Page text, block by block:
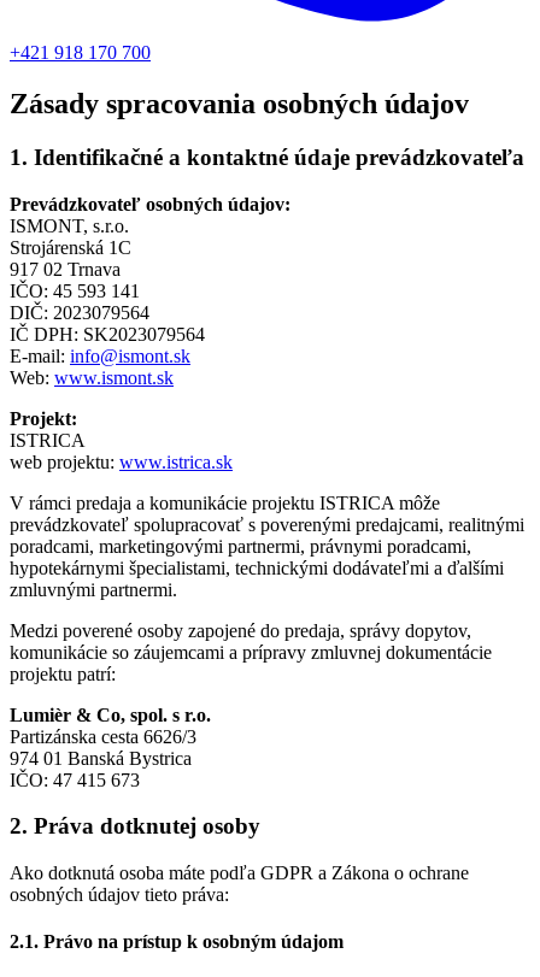
+421 918 170 700
Zásady spracovania osobných údajov
1. Identifikačné a kontaktné údaje prevádzkovateľa
Prevádzkovateľ osobných údajov:
ISMONT, s.r.o.
Strojárenská 1C
917 02 Trnava
IČO: 45 593 141
DIČ: 2023079564
IČ DPH: SK2023079564
E-mail: info@ismont.sk
Web: www.ismont.sk
Projekt:
ISTRICA
web projektu: www.istrica.sk
V rámci predaja a komunikácie projektu ISTRICA môže
prevádzkovateľ spolupracovať s poverenými predajcami, realitnými
poradcami, marketingovými partnermi, právnymi poradcami,
hypotekárnymi špecialistami, technickými dodávateľmi a ďalšími
zmluvnými partnermi.
Medzi poverené osoby zapojené do predaja, správy dopytov,
komunikácie so záujemcami a prípravy zmluvnej dokumentácie
projektu patrí:
Lumièr & Co, spol. s r.o.
Partizánska cesta 6626/3
974 01 Banská Bystrica
IČO: 47 415 673
2. Práva dotknutej osoby
Ako dotknutá osoba máte podľa GDPR a Zákona o ochrane
osobných údajov tieto práva:
2.1. Právo na prístup k osobným údajom